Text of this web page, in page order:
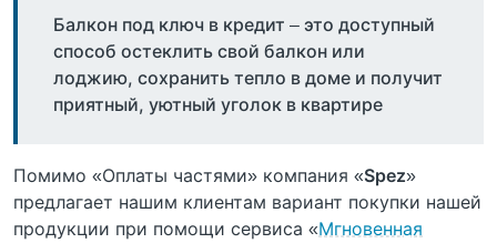
Балкон под ключ в кредит – это доступный
способ остеклить свой балкон или
лоджию, сохранить тепло в доме и получит
приятный, уютный уголок в квартире
Помимо «Оплаты частями» компания «Spez»
предлагает нашим клиентам вариант покупки нашей
продукции при помощи сервиса «Мгновенная